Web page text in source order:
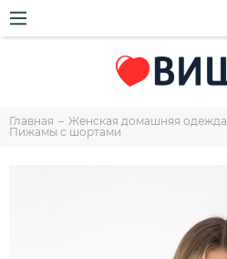
Главная Женская домашняя одежда
Пижамы с шортами